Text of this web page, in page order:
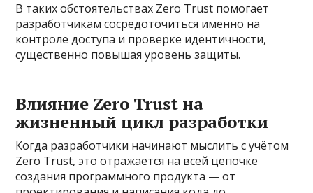
В таких обстоятельствах Zero Trust помогает
разработчикам сосредоточиться именно на
контроле доступа и проверке идентичности,
существенно повышая уровень защиты.
Влияние Zero Trust на
жизненный цикл разработки
Когда разработчики начинают мыслить с учётом
Zero Trust, это отражается на всей цепочке
создания программного продукта — от